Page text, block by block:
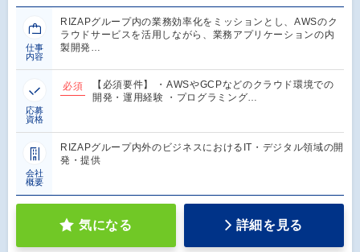
仕事
内容
RIZAPグループ内の業務効率化をミッションとし、AWSのク
ラウドサービスを活用しながら、業務アプリケーションの内
製開発…
応募
資格
必須
【必須要件】 ・AWSやGCPなどのクラウド環境での
開発・運用経験 ・プログラミング…
会社
概要
RIZAPグループ内外のビジネスにおけるIT・デジタル領域の開
発・提供
気になる 詳細を見る